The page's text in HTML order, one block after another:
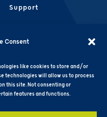
Consent
like cookies to store and/or
technologies will allow us to process
this site. Not consenting or
features and functions.
Support
Algemene